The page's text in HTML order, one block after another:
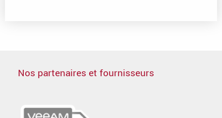
Nos partenaires et fournisseurs